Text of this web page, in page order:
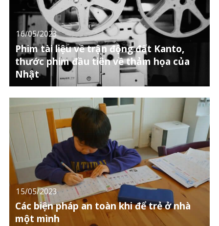
16/05/2023
Phim tài liệu về trận động đất Kanto,
thước phim đầu tiên về thảm họa của
Nhật
15/05/2023
Các biện pháp an toàn khi để trẻ ở nhà
một mình